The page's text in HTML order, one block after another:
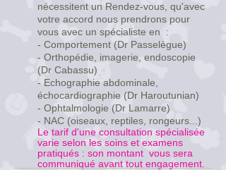
nécessitent un Rendez-vous, qu'avec
votre accord nous prendrons pour
vous avec un spécialiste en :
- Comportement (Dr Passelègue)
- Orthopédie, imagerie, endoscopie
(Dr Cabassu)
- Echographie abdominale,
échocardiographie (Dr Haroutunian)
- Ophtalmologie (Dr Lamarre)
- NAC (oiseaux, reptiles, rongeurs...)
Le tarif d'une consultation spécialisée
varie selon les soins et examens
pratiqués : son montant vous sera
communiqué avant tout engagement.